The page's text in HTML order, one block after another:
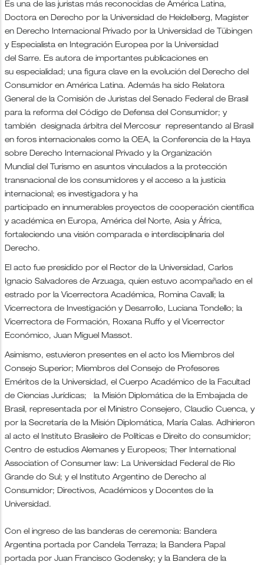
Es una de las juristas más reconocidas de América Latina,
Doctora en Derecho por la Universidad de Heidelberg, Magíster
en Derecho Internacional Privado por la Universidad de Tübingen
y Especialista en Integración Europea por la Universidad
del Sarre. Es autora de importantes publicaciones en
su especialidad; una figura clave en la evolución del Derecho del
Consumidor en América Latina. Además ha sido Relatora
General de la Comisión de Juristas del Senado Federal de Brasil
para la reforma del Código de Defensa del Consumidor; y
también designada árbitra del Mercosur representando al Brasil
en foros internacionales como la OEA, la Conferencia de la Haya
sobre Derecho Internacional Privado y la Organización
Mundial del Turismo en asuntos vinculados a la protección
transnacional de los consumidores y el acceso a la justicia
internacional; es investigadora y ha
participado en innumerables proyectos de cooperación científica
y académica en Europa, América del Norte, Asia y África,
fortaleciendo una visión comparada e interdisciplinaria del
Derecho.
El acto fue presidido por el Rector de la Universidad, Carlos
Ignacio Salvadores de Arzuaga, quien estuvo acompañado en el
estrado por la Vicerrectora Académica, Romina Cavalli; la
Vicerrectora de Investigación y Desarrollo, Luciana Tondello; la
Vicerrectora de Formación, Roxana Ruffo y el Vicerrector
Económico, Juan Miguel Massot.
Asimismo, estuvieron presentes en el acto los Miembros del
Consejo Superior; Miembros del Consejo de Profesores
Eméritos de la Universidad, el Cuerpo Académico de la Facultad
de Ciencias Jurídicas; la Misión Diplomática de la Embajada de
Brasil, representada por el Ministro Consejero, Claudio Cuenca, y
por la Secretaría de la Misión Diplomática, María Calas. Adhirieron
al acto el Instituto Brasileiro de Políticas e Direito do consumidor;
Centro de estudios Alemanes y Europeos; Ther International
Association of Consumer law: La Universidad Federal de Rio
Grande do Sul; y el Instituto Argentino de Derecho al
Consumidor; Directivos, Académicos y Docentes de la
Universidad.
Con el ingreso de las banderas de ceremonia: Bandera
Argentina portada por Candela Terraza; la Bandera Papal
portada por Juan Francisco Godensky; y la Bandera de la